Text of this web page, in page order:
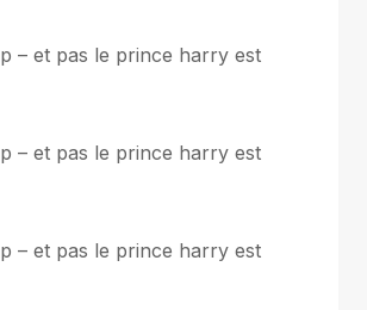
– et pas le prince harry est
– et pas le prince harry est
– et pas le prince harry est